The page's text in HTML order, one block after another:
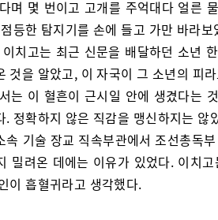
며 몇 번이고 고개를 주억대다 얼른
등한 탐지기를 손에 들고 가만 바라
치고는 최근 신문을 배달하던 소년
것을 알았고, 이 자국이 그 소년의 피
는 이 혈흔이 근시일 안에 생겼다는
. 정확하지 않은 직감을 맹신하지는 않
속 기술 장교 직속부관에서 조선총독
밀려온 데에는 이유가 있었다. 이치
이 흡혈귀라고 생각했다.